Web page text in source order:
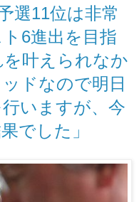
11位は非常
6進出を目指
叶えられなか
ドなので明日
いますが、今
でした」